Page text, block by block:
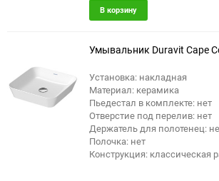
В корзину
Умывальник Duravit Cape
Установка: накладная
Материал: керамика
Пьедестал в комплекте: нет
Отверстие под перелив: нет
Держатель для полотенец:
Полочка: нет
Конструкция: классическая